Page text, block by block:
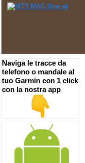
Naviga le tracce da
telefono o mandale al
tuo Garmin con 1 click
con la nostra app